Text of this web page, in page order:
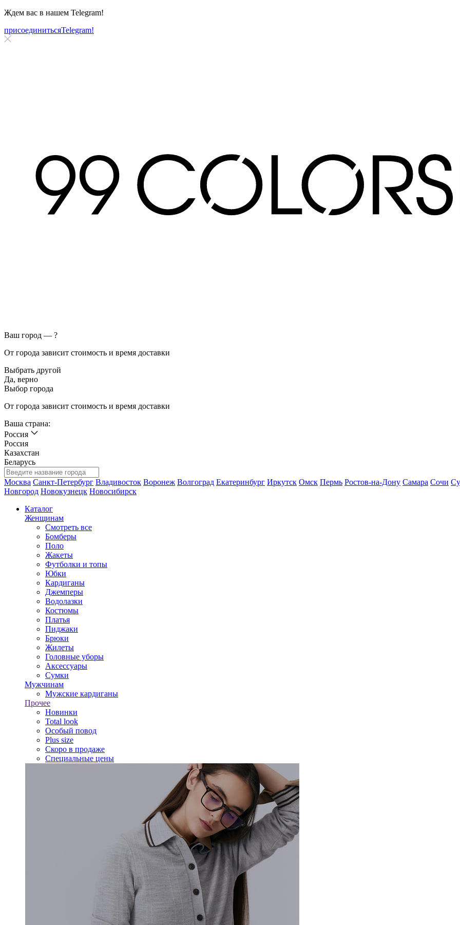
Ждем вас в нашем Telegram!
присоединитьсяTelegram!
Ваш город — ?
От города зависит стоимость и время доставки
Выбрать другой
Да, верно
Выбор города
От города зависит стоимость и время доставки
Ваша страна:
Россия
Россия
Казахстан
Беларусь
Москва Санкт-Петербург Владивосток Воронеж Волгоград Екатеринбург Иркутск Омск Пермь Ростов-на-Дону Самара Сочи
Новгород Новокузнецк Новосибирск
Каталог
Женщинам
Смотреть все
Бомберы
Поло
Жакеты
Футболки и топы
Юбки
Кардиганы
Джемперы
Водолазки
Костюмы
Платья
Пиджаки
Брюки
Жилеты
Головные уборы
Аксессуары
Сумки
Мужчинам
Мужские кардиганы
Прочее
Новинки
Total look
Особый повод
Plus size
Скоро в продаже
Специальные цены